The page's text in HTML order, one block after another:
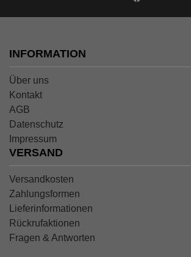
INFORMATION
Über uns
Kontakt
AGB
Datenschutz
Impressum
VERSAND
Versandkosten
Zahlungsformen
Lieferinformationen
Rückrufaktionen
Fragen & Antworten